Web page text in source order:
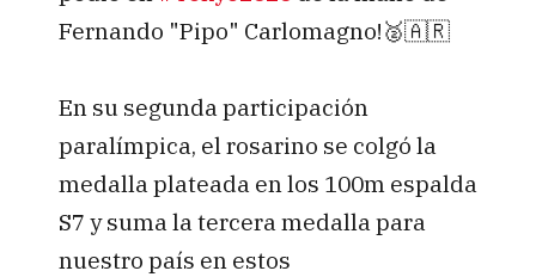
Fernando "Pipo" Carlomagno!🥈🇦🇷
En su segunda participación
paralímpica, el rosarino se colgó la
medalla plateada en los 100m espalda
S7 y suma la tercera medalla para
nuestro país en estos